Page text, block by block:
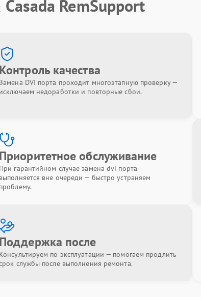
Casada RemSupport
Контроль качества
DVI порта проходит многоэтапную проверку —
исключаем недоработки и повторные сбои.
Приоритетное обслуживание
При гарантийном случае замена dvi порта
выполняется вне очереди — быстро устраняем
проблему.
Поддержка после
Консультируем по эксплуатации — помогаем продлить
службы после выполнения ремонта.